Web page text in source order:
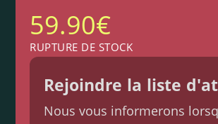
59.90€
RUPTURE DE STOCK
Rejoindre la liste
Nous vous informerons